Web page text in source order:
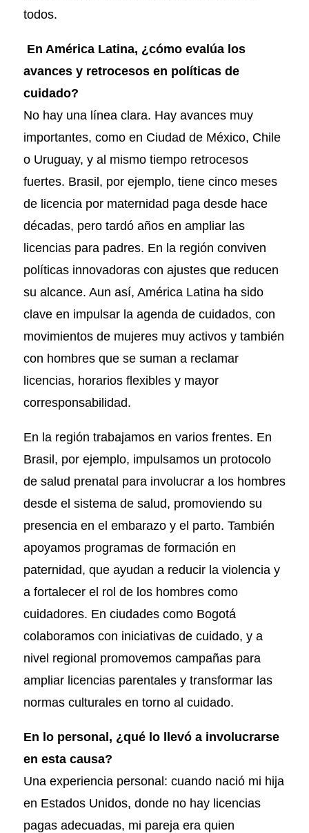
todos.
En América Latina, ¿cómo evalúa los
avances y retrocesos en políticas de
cuidado?
No hay una línea clara. Hay avances muy
importantes, como en Ciudad de México, Chile
o Uruguay, y al mismo tiempo retrocesos
fuertes. Brasil, por ejemplo, tiene cinco meses
de licencia por maternidad paga desde hace
décadas, pero tardó años en ampliar las
licencias para padres. En la región conviven
políticas innovadoras con ajustes que reducen
su alcance. Aun así, América Latina ha sido
clave en impulsar la agenda de cuidados, con
movimientos de mujeres muy activos y también
con hombres que se suman a reclamar
licencias, horarios flexibles y mayor
corresponsabilidad.
En la región trabajamos en varios frentes. En
Brasil, por ejemplo, impulsamos un protocolo
de salud prenatal para involucrar a los hombres
desde el sistema de salud, promoviendo su
presencia en el embarazo y el parto. También
apoyamos programas de formación en
paternidad, que ayudan a reducir la violencia y
a fortalecer el rol de los hombres como
cuidadores. En ciudades como Bogotá
colaboramos con iniciativas de cuidado, y a
nivel regional promovemos campañas para
ampliar licencias parentales y transformar las
normas culturales en torno al cuidado.
En lo personal, ¿qué lo llevó a involucrarse
en esta causa?
Una experiencia personal: cuando nació mi hija
en Estados Unidos, donde no hay licencias
pagas adecuadas, mi pareja era quien